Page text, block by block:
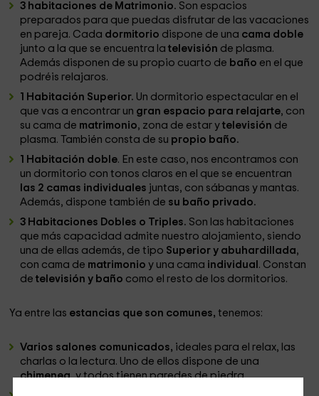
3 habitaciones de Matrimonio. Son espacios
preparados para que puedas disfrutar de las vacaciones
en pareja. Cada dormitorio dispone de una cama doble
junto a la que se encuentra latelevisión de plasma.
Además disponen de su propio cuarto de baño en el que
podréis relajaros.
1 Habitación Superior. Un dormitorio espectacular en el
que vas a encontrar un gran espacio para relajarte, con
su cama de matrimonio, zona de estar ytelevisión de
plasma. También consta de su propio baño.
1 Habitación doble. En este caso, nos encontramos con
un dormitorio con tonos claros en el que se encuentran
las 2 camas individuales juntas, con sábanas y mantas.
Además, dispone también de su baño privado.
3 Habitaciones Dobles o Triples. Son las habitaciones
que más capacidad admite nuestro alojamiento, siendo
una de ellas además, de tipo Superior y abuhardillada,
con cama de matrimonioy una cama individual . Constan
detelevisión y baño como el resto de los dormitorios.
Ya entre las estancias que son comunes,tenemos:
Varios salones comunicados, ideales para el relax, las
charlas o la lectura. Uno de ellos dispone de una
chimenea, y todos tienen paredes de piedra.